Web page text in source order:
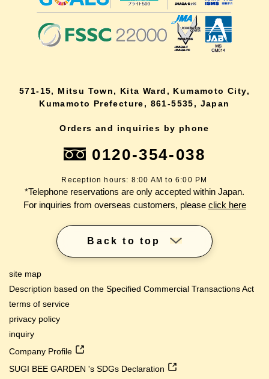
571-15, Mitsu Town, Kita Ward, Kumamoto City,
Kumamoto Prefecture, 861-5535, Japan
Orders and inquiries by phone
0120-354-038
Reception hours: 8:00 AM to 6:00 PM
*Telephone reservations are only accepted within Japan.
For inquiries from overseas customers, please click here
Back to top
site map
Description based on the Specified Commercial Transactions Act
terms of service
privacy policy
inquiry
Company Profile
SUGI BEE GARDEN 's SDGs Declaration